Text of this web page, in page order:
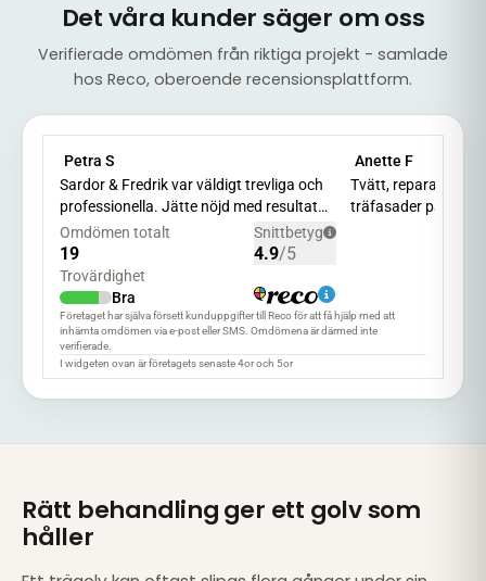
Det våra kunder säger om oss
Verifierade omdömen från riktiga projekt - samlade
hos Reco, oberoende recensionsplattform.
Rätt behandling ger ett golv som
håller